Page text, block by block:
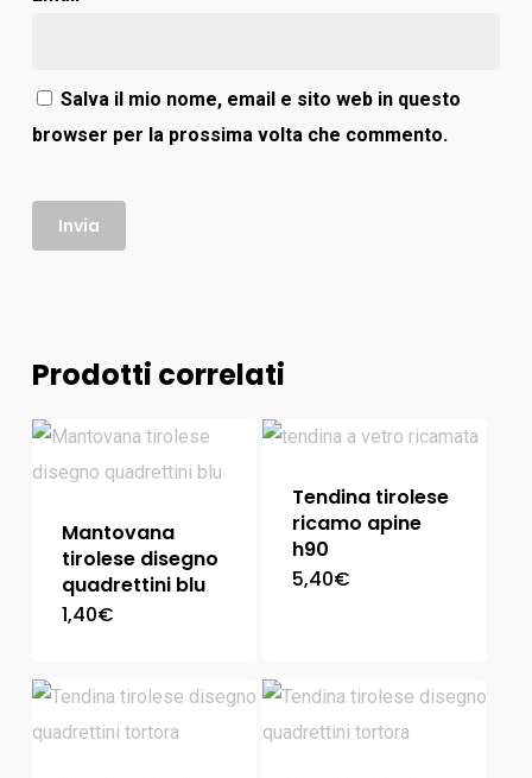
Salva il mio nome, email e sito web in questo
browser per la prossima volta che commento.
Prodotti correlati
Mantovana
tirolese disegno
quadrettini blu
1,40€
Tendina tirolese
ricamo apine
h90
5,40€